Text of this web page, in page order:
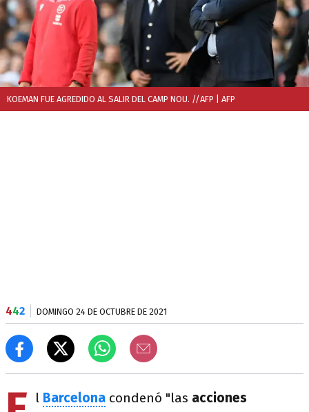
KOEMAN FUE AGREDIDO AL SALIR DEL CAMP NOU. //AFP | AFP
442 DOMINGO 24 DE OCTUBRE DE 2021
l Barcelona condenó "las acciones